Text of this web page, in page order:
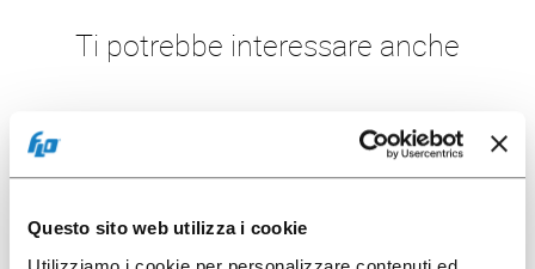
Questo sito web utilizza i cookie
Ti potrebbe interessare anche